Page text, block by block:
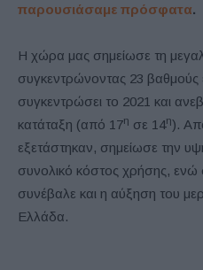
παρουσιάσαμε πρόσφατα.
Η χώρα μας σημείωσε τη
συγκεντρώνοντας 23 βαθμούς
συγκεντρώσει το 2021 και
κατάταξη (από 17η σε 14η).
εξετάστηκαν, σημείωσε την
συνολικό κόστος χρήσης, ενώ
συνέβαλε και η αύξηση του
Ελλάδα.